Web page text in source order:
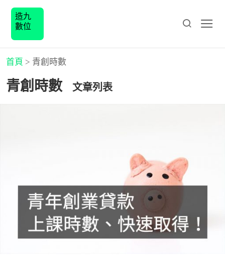
造九
數位
首頁 > 青創時數
青創時數 文章列表